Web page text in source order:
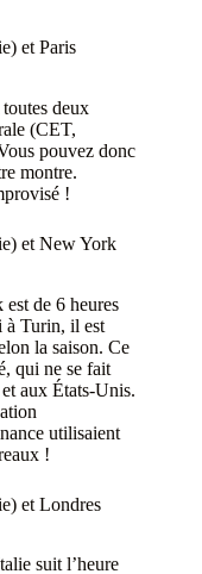
et Paris
deux
(CET,
pouvez donc
montre.
!
et New York
de 6 heures
à Turin, il est
la saison. Ce
qui ne se fait
aux États-Unis.
utilisaient
!
et Londres
suit l’heure